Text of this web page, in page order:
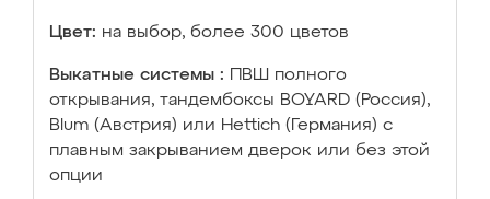
Цвет: на выбор, более 300 цветов
Выкатные системы :
ПВШ полного
открывания, тандембоксы BOYARD (Россия),
Blum (Австрия) или Hettich (Германия) с
плавным закрыванием дверок или без этой
опции